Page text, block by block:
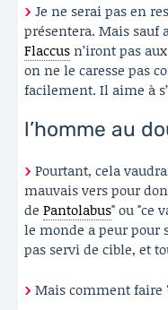
Je ne serai pas en
présentera. Mais sauf
Flaccusn’iront pas
on ne le caresse pas
facilement. Il aime à
l’homme au
Pourtant, cela
mauvais vers pour
de Pantolabus" ou "ce
le monde a peur pour
pas servi de cible, et
Mais comment faire